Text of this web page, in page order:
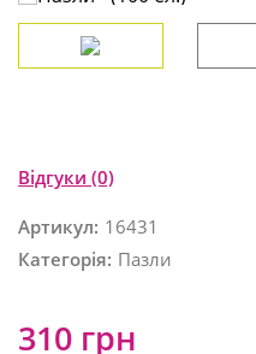
Відгуки (0)
Артикул: 16431
Категорія: Пазли
310 грн